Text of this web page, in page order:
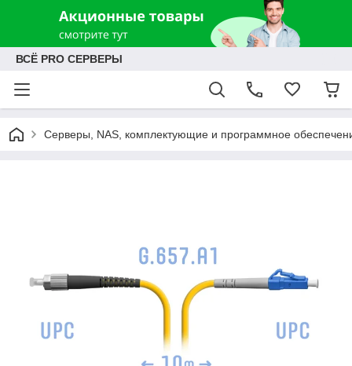
ВСЁ PRO СЕРВЕРЫ
Серверы, NAS, комплектующие и программное